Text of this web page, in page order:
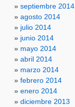
septiembre 2014
agosto 2014
julio 2014
junio 2014
mayo 2014
abril 2014
marzo 2014
febrero 2014
enero 2014
diciembre 2013